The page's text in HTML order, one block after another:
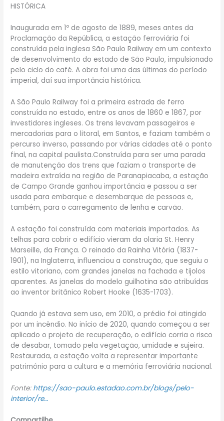
HISTÓRICA
Inaugurada em 1º de agosto de 1889, meses antes da
Proclamação da República, a estação ferroviária foi
construída pela inglesa São Paulo Railway em um contexto
de desenvolvimento do estado de São Paulo, impulsionado
pelo ciclo do café. A obra foi uma das últimas do período
imperial, daí sua importância histórica.
A São Paulo Railway foi a primeira estrada de ferro
construída no estado, entre os anos de 1860 e 1867, por
investidores ingleses. Os trens levavam passageiros e
mercadorias para o litoral, em Santos, e faziam também o
percurso inverso, passando por várias cidades até o ponto
final, na capital paulista.Construída para ser uma parada
de manutenção dos trens que faziam o transporte de
madeira extraída na região de Paranapiacaba, a estação
de Campo Grande ganhou importância e passou a ser
usada para embarque e desembarque de pessoas e,
também, para o carregamento de lenha e carvão.
A estação foi construída com materiais importados. As
telhas para cobrir o edifício vieram da olaria St. Henry
Marseille, da França. O reinado da Rainha Vitória (1837-
1901), na Inglaterra, influenciou a construção, que seguiu o
estilo vitoriano, com grandes janelas na fachada e tijolos
aparentes. As janelas do modelo guilhotina são atribuídas
ao inventor britânico Robert Hooke (1635-1703).
Quando já estava sem uso, em 2010, o prédio foi atingido
por um incêndio. No início de 2020, quando começou a ser
aplicado o projeto de recuperação, o edifício corria o risco
de desabar, tomado pela vegetação, umidade e sujeira.
Restaurada, a estação volta a representar importante
patrimônio para a cultura e a memória ferroviária nacional.
Fonte: https://sao-paulo.estadao.com.br/blogs/pelo-
interior/re…